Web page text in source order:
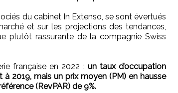
du cabinet In Extenso, se sont évertués
et sur les projections des tendances,
plutôt rassurante de la compagnie Swiss
française en 2022 : un taux d’occupation
2019, mais un prix moyen (PM) en hausse
(RevPAR) de 9%.